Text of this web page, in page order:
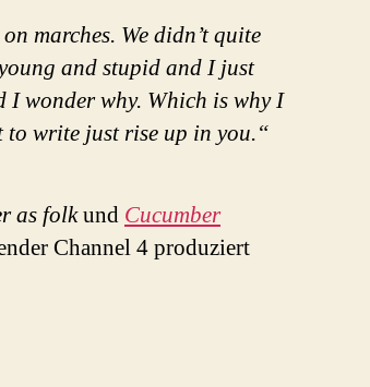
marches. We didn’t quite
and stupid and I just
I wonder why. Which is why I
write just rise up in you.“
as folkund Cucumber
Channel 4 produziert